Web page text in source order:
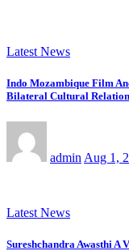
Latest News
Indo Mozambique Film
Bilateral Cultural
admin Aug 1,
Latest News
Sureshchandra Awasthi A